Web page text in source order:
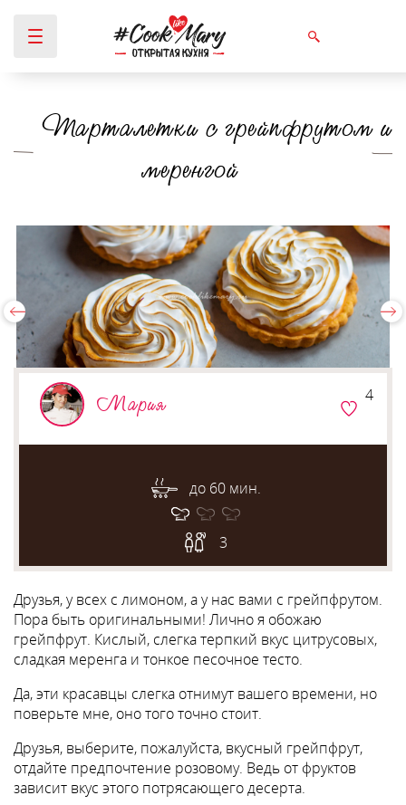
Вы здесь
Тарталетки с грейпфрутом и
меренгой
Мария
до 60 мин.
3
4
Друзья, у всех с лимоном, а у нас вами с грейпфрутом.
Пора быть оригинальными! Лично я обожаю
грейпфрут. Кислый, слегка терпкий вкус цитрусовых,
сладкая меренга и тонкое песочное тесто.
Да, эти красавцы слегка отнимут вашего времени, но
поверьте мне, оно того точно стоит.
Друзья, выберите, пожалуйста, вкусный грейпфрут,
отдайте предпочтение розовому. Ведь от фруктов
зависит вкус этого потрясающего десерта.